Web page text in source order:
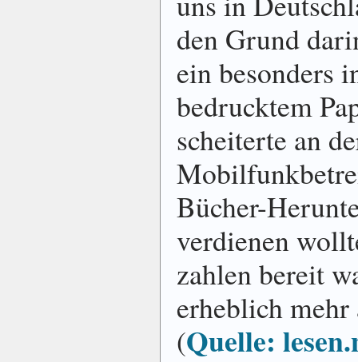
den Grund
ein besonders
bedrucktem
scheiterte an
Bücher-
verdienen
zahlen bereit
erheblich mehr
(Quelle: